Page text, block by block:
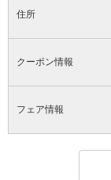
住所
クーポン情報
フェア情報